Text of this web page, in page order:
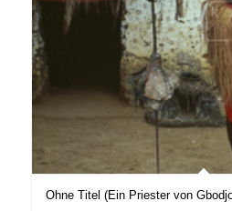
Ohne Titel (Ein Priester von